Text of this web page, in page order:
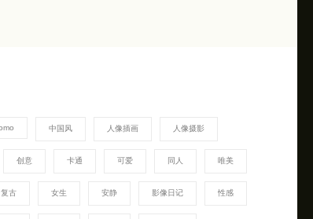
中国风 人像插画 人像摄影
创意 卡通 可爱 同人 唯美
复古 女生 安静 影像日记 性感